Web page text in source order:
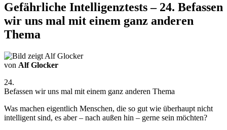
Gefährliche Intelligenztests – 24. Befassen
wir uns mal mit einem ganz anderen
Thema
von Alf Glocker
24.
Befassen wir uns mal mit einem ganz anderen Thema
Was machen eigentlich Menschen, die so gut wie überhaupt nicht
intelligent sind, es aber – nach außen hin – gerne sein möchten?